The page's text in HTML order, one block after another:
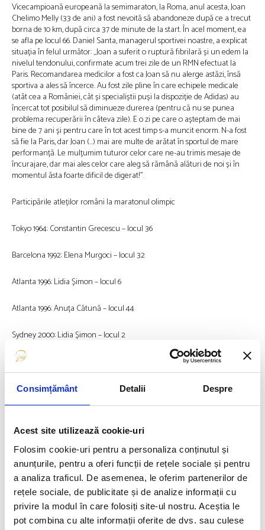
Consimțământ Detalii Despre
Acest site utilizează cookie-uri
Folosim cookie-uri pentru a personaliza conținutul și
anunțurile, pentru a oferi funcții de rețele sociale și pentru
a analiza traficul. De asemenea, le oferim partenerilor de
rețele sociale, de publicitate și de analize informații cu
privire la modul în care folosiți site-ul nostru. Aceștia le
pot combina cu alte informații oferite de dvs. sau culese
Vicecampioană europeană la semimaraton, la Roma, anul acesta, Joan
Chelimo Melly (33 de ani) a fost nevoită să abandoneze după ce a trecut
borna de 10 km, după circa 37 de minute de la start. În acel moment, ea
se afla pe locul 66. Daniel Santa, managerul sportivei noastre, a explicat
situația în felul următor: „Joan a suferit o ruptură fibrilară și un edem la
nivelul tendonului, confirmate acum trei zile de un RMN efectuat la
Paris. Recomandarea medicilor a fost ca Joan să nu alerge astăzi, însă
sportiva a ales să încerce. Au fost zile pline în care echipele medicale
(atât cea a României, cât și specialiștii puși la dispoziție de Adidas) au
încercat tot posibilul să diminueze durerea (pentru că nu se punea
problema recuperării în câteva zile). E o zi pe care o așteptam de mai
bine de 7 ani și pentru care în tot acest timp s-a muncit enorm. N-a fost
să fie la Paris, dar Joan (…) mai are multe de arătat în sportul de mare
performanță. Le mulțumim tuturor celor care ne-au trimis mesaje de
încurajare, dar mai ales celor care aleg să rămână alături de noi și în
momentul ăsta foarte dificil de digerat!”.
Participările atleților români la maratonul olimpic
Tokyo 1964: Constantin Grecescu – locul 36
Barcelona 1992: Elena Murgoci – locul 32
Atlanta 1996: Lidia Șimon – locul 6
Atlanta 1996: Anuța Cătună – locul 44
Sydney 2000: Lidia Șimon – locul 2
Sydney 2000: Alina Gherasim – locul 29
Atena 2004: Nuța Olaru – locul 13
Beijing 2008: Lidia Șimon – locul 8
Beijing 2008: Luminița Talpoș – locul 18
Londra 2012: Marius Ionescu – locul 26